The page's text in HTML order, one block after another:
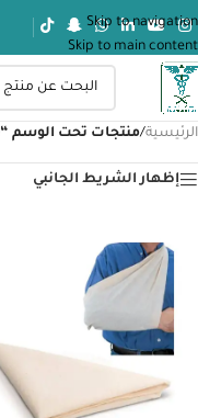
Skip to navigation
Skip to main content
الرئيسية/منتجات تحت الوسم “Triangular bandage”
إظهار الشريط الجانبي